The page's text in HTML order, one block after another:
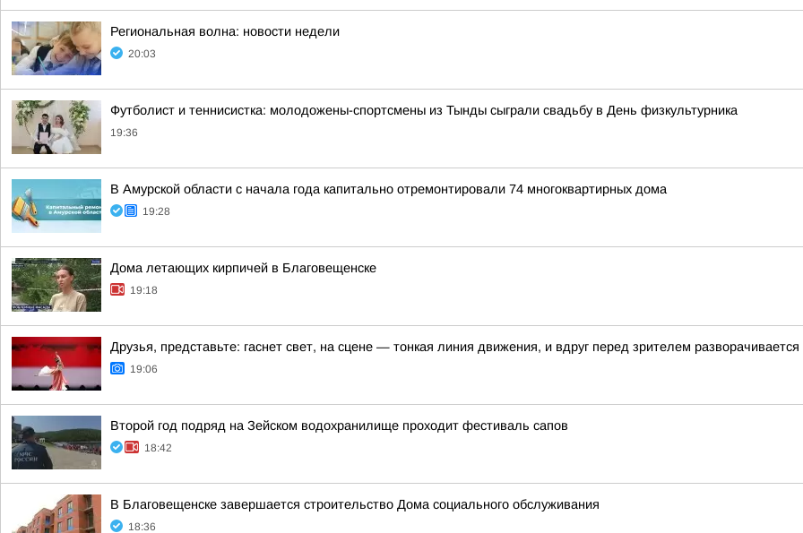
Региональная волна: новости недели
20:03
Футболист и теннисистка: молодожены-спортсмены из Тынды сыграли свадьбу в День физкультурника
19:36
В Амурской области с начала года капитально отремонтировали 74 многоквартирных дома
19:28
Дома летающих кирпичей в Благовещенске
19:18
Друзья, представьте: гаснет свет, на сцене — тонкая линия движения, и вдруг перед зрителем
19:06
Второй год подряд на Зейском водохранилище проходит фестиваль сапов
18:42
В Благовещенске завершается строительство Дома социального обслуживания
18:36